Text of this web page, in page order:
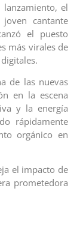
lanzamiento, el
cantante
el puesto
más virales de
de las nuevas
en la escena
y la energía
rápidamente
orgánico en
el impacto de
prometedora